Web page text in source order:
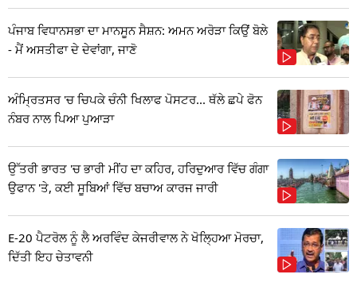
ਪੰਜਾਬ ਵਿਧਾਨਸਭਾ ਦਾ ਮਾਨਸੂਨ ਸੈਸ਼ਨ: ਅਮਨ ਅਰੋੜਾ ਕਿਉਂ ਬੋਲੇ
- ਮੈਂ ਅਸਤੀਫਾ ਦੇ ਦੇਵਾਂਗਾ, ਜਾਣੋ
ਅੰਮ੍ਰਿਤਸਰ 'ਚ ਚਿਪਕੇ ਚੰਨੀ ਖਿਲਾਫ ਪੋਸਟਰ... ਥੱਲੇ ਛਪੇ ਫੋਨ
ਨੰਬਰ ਨਾਲ ਪਿਆ ਪੁਆੜਾ
ਉੱਤਰੀ ਭਾਰਤ 'ਚ ਭਾਰੀ ਮੀਂਹ ਦਾ ਕਹਿਰ, ਹਰਿਦੁਆਰ ਵਿੱਚ ਗੰਗਾ
ਉਫਾਨ 'ਤੇ, ਕਈ ਸੂਬਿਆਂ ਵਿੱਚ ਬਚਾਅ ਕਾਰਜ ਜਾਰੀ
E-20 ਪੈਟਰੋਲ ਨੂੰ ਲੈ ਅਰਵਿੰਦ ਕੇਜਰੀਵਾਲ ਨੇ ਖੋਲ੍ਹਿਆ ਮੋਰਚਾ,
ਦਿੱਤੀ ਇਹ ਚੇਤਾਵਨੀ